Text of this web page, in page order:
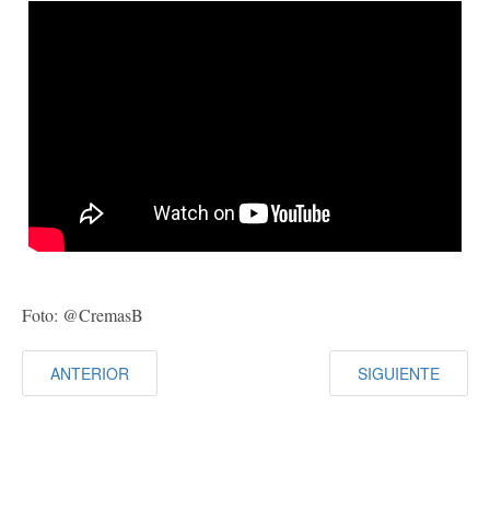
Foto: @CremasB
ANTERIOR SIGUIENTE